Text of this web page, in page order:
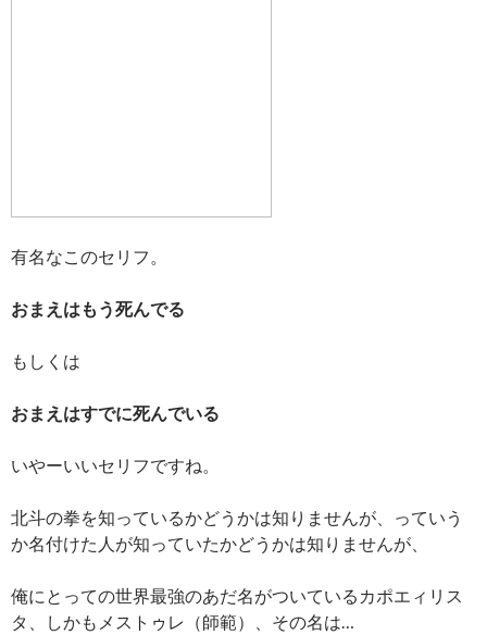
有名なこのセリフ。
おまえはもう死んでる
もしくは
おまえはすでに死んでいる
いやーいいセリフですね。
北斗の拳を知っているかどうかは知りませんが、っていう
か名付けた人が知っていたかどうかは知りませんが、
俺にとっての世界最強のあだ名がついているカポエィリス
タ、しかもメストゥレ（師範）、その名は…